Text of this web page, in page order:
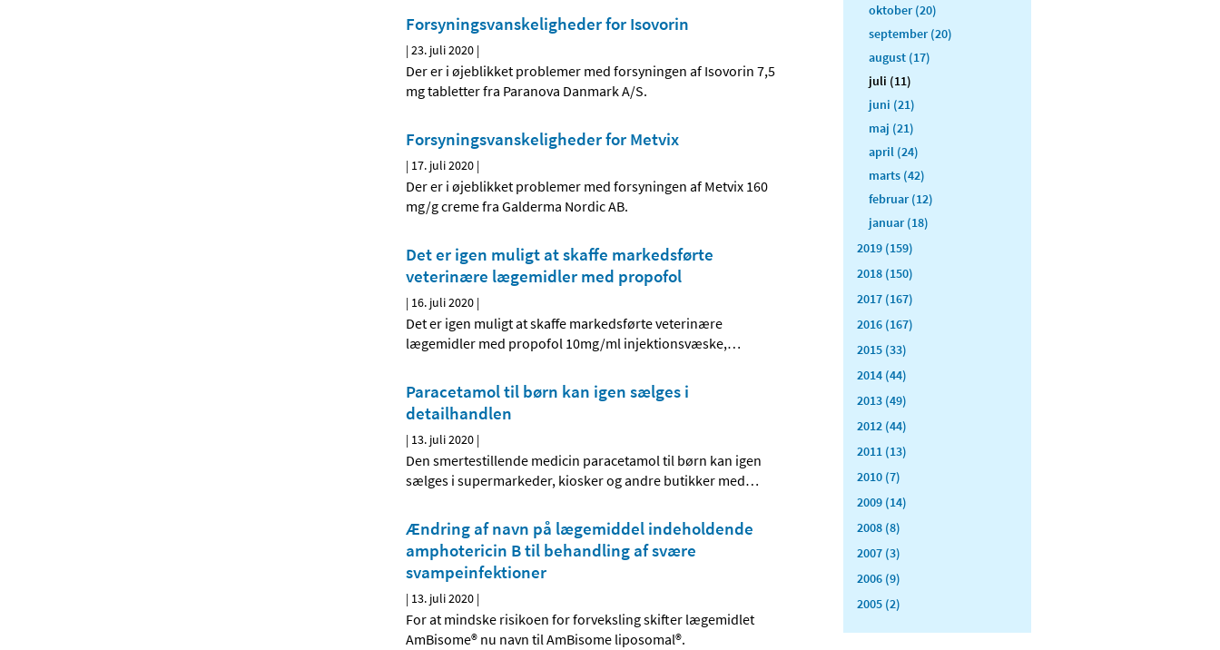
Forsyningsvanskeligheder for Isovorin
|23. juli 2020 |
Der er i øjeblikket problemer med forsyningen af Isovorin 7,5
mg tabletter fra Paranova Danmark A/S.
Forsyningsvanskeligheder for Metvix
| 17. juli 2020 |
Der er i øjeblikket problemer med forsyningen af Metvix 160
mg/g creme fra Galderma Nordic AB.
Det er igen muligt at skaffe markedsførte
veterinære lægemidler med propofol
| 16. juli 2020 |
Det er igen muligt at skaffe markedsførte veterinære
lægemidler med propofol 10mg/ml injektionsvæske,…
Paracetamol til børn kan igen sælges i
detailhandlen
| 13. juli 2020 |
Den smertestillende medicin paracetamol til børn kan igen
sælges i supermarkeder, kiosker og andre butikker med…
Ændring af navn på lægemiddel indeholdende
amphotericin B til behandling af svære
svampeinfektioner
| 13. juli 2020 |
For at mindske risikoen for forveksling skifter lægemidlet
AmBisome® nu navn til AmBisome liposomal®.
oktober (20)
september (20)
august (17)
juli (11)
juni (21)
maj (21)
april (24)
marts (42)
februar (12)
januar (18)
2019 (159)
2018 (150)
2017 (167)
2016 (167)
2015 (33)
2014 (44)
2013 (49)
2012 (44)
2011 (13)
2010 (7)
2009 (14)
2008 (8)
2007 (3)
2006 (9)
2005 (2)